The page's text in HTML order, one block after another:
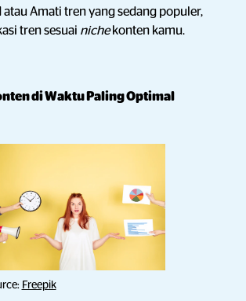
atau Amati tren yang sedang populer,
tren sesuai nichekonten kamu.
di Waktu Paling Optimal
Freepik